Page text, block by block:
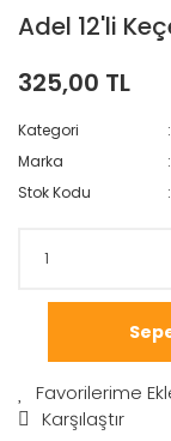
Adel 12'li
325,00 TL
Kategori
Marka
Stok Kodu
Karşılaştır